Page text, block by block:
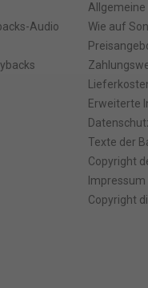
Audio
Allgemeine
Wie auf
Erweiterte
Texte der
Copyright
Impressum
Copyright